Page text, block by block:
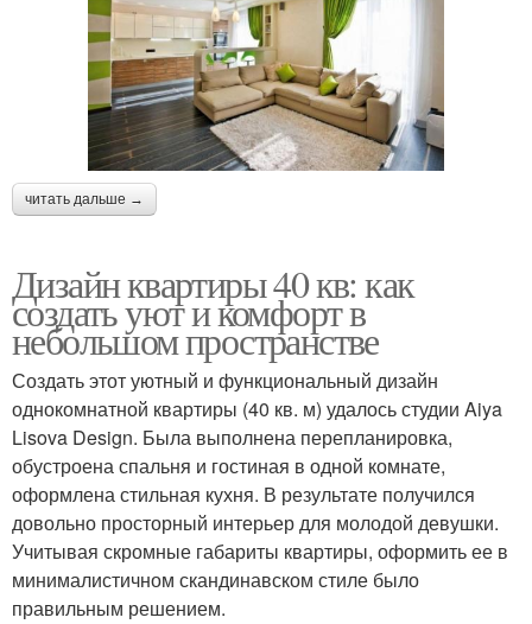
читать дальше →
Дизайн квартиры 40 кв: как
создать уют и комфорт в
небольшом пространстве
Создать этот уютный и функциональный дизайн
однокомнатной квартиры (40 кв. м) удалось студии Aiya
Lisova Design. Была выполнена перепланировка,
обустроена спальня и гостиная в одной комнате,
оформлена стильная кухня. В результате получился
довольно просторный интерьер для молодой девушки.
Учитывая скромные габариты квартиры, оформить ее в
минималистичном скандинавском стиле было
правильным решением.